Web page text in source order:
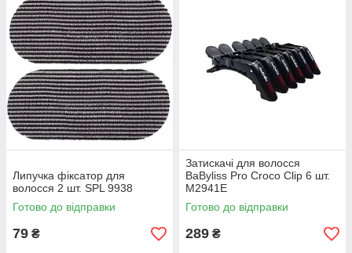
Липучка фіксатор для
волосся 2 шт. SPL 9938
Готово до відправки
79 ₴
Затискачі для волосся
BaByliss Pro Croco Clip 6 шт.
M2941E
Готово до відправки
289 ₴